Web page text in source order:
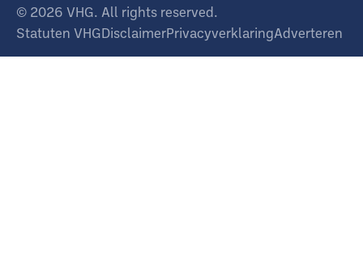
© 2026 VHG. All rights reserved.
Statuten VHGDisclaimerPrivacyverklaringAdverteren